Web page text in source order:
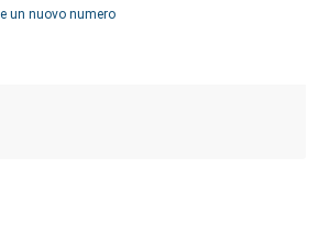
un nuovo numero